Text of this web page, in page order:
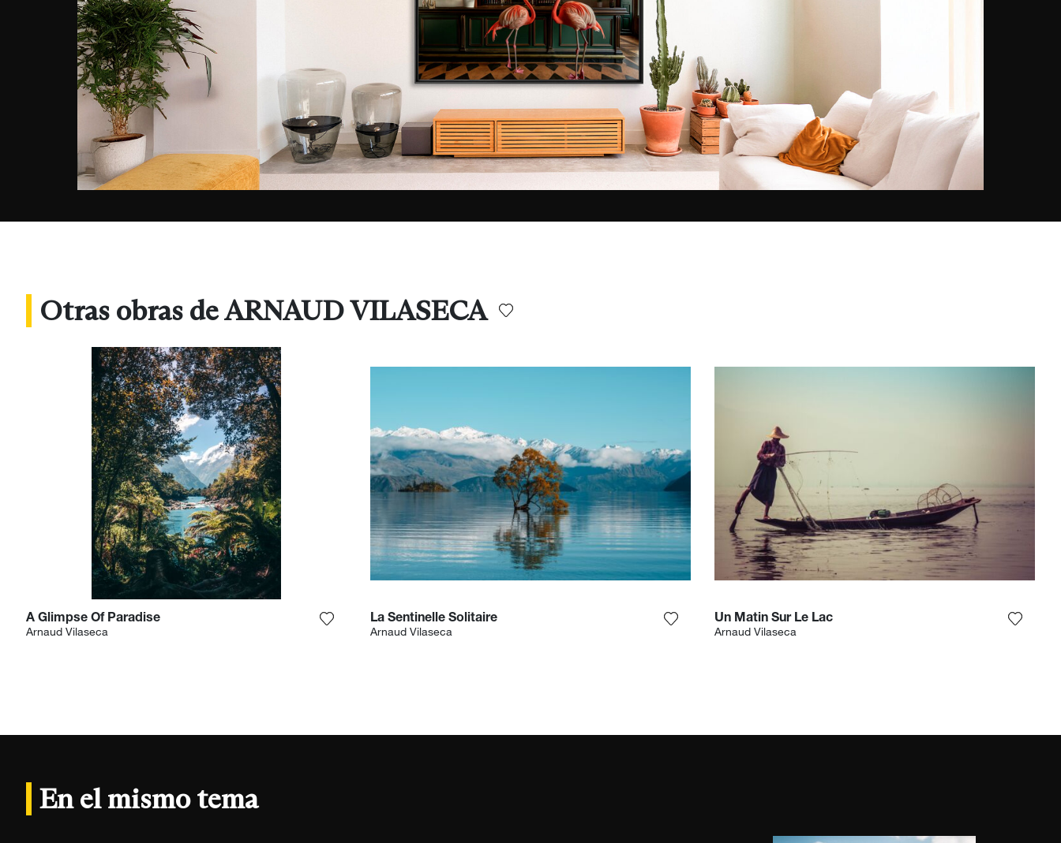
colores son los ingredientes
principales de sus singulares
escenas. Rápidamente creó el sitio
As Free As Me para compartir sus
fotografías pero también y sobre
todo para invitar al espectador a
Otras obras de ARNAUD VILASECA
A Glimpse Of Paradise
Arnaud Vilaseca Agrega la fotografía a mi lista de deseos
La Sentinelle Solitaire
Arnaud Vilaseca Agrega la fotografía a mi lista de deseos
Un Matin Sur Le Lac
Arnaud Vilaseca
En el mismo tema